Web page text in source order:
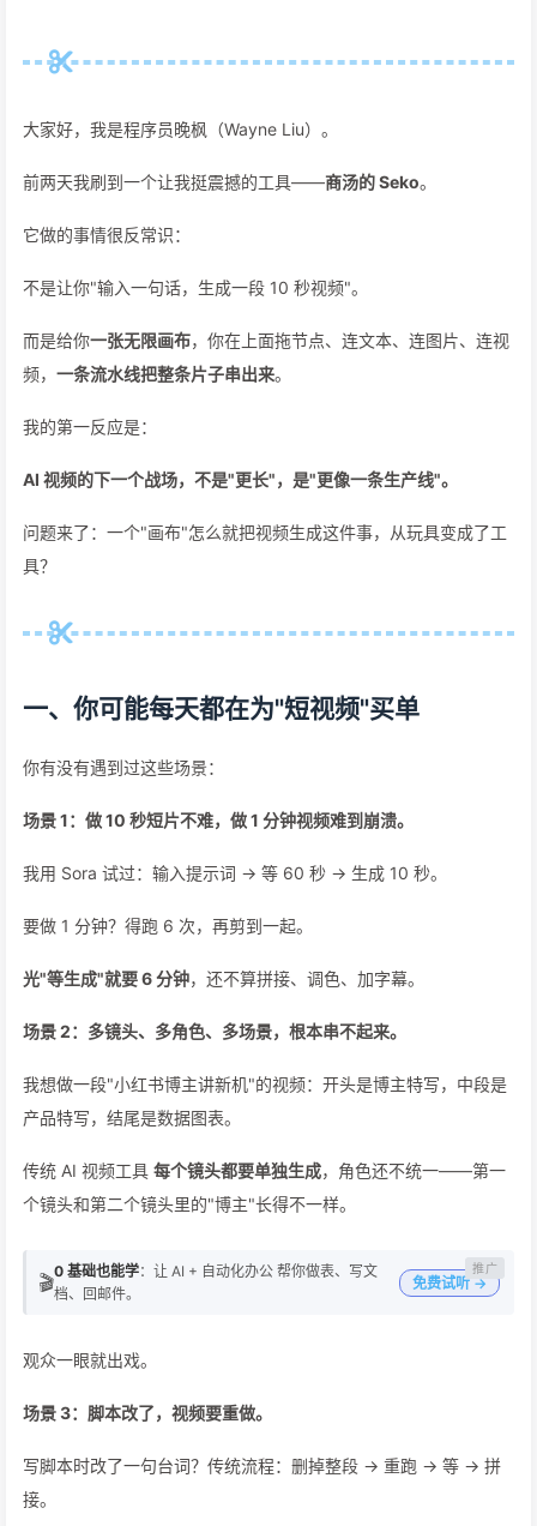
大家好，我是程序员晚枫（Wayne Liu）。
前两天我刷到一个让我挺震撼的工具——商汤的 Seko。
它做的事情很反常识：
不是让你"输入一句话，生成一段 10 秒视频"。
而是给你一张无限画布，你在上面拖节点、连文本、连图片、连视
频， 一条流水线把整条片子串出来。
我的第一反应是：
AI 视频的下一个战场，不是"更长"，是"更像一条生产线"。
问题来了：一个"画布"怎么就把视频生成这件事，从玩具变成了工
具？
一、你可能每天都在为"短视频"买单
你有没有遇到过这些场景：
场景 1：做 10 秒短片不难，做 1 分钟视频难到崩溃。
我用 Sora 试过：输入提示词 → 等 60 秒 → 生成 10 秒。
要做 1 分钟？得跑 6 次，再剪到一起。
光"等生成"就要 6 分钟，还不算拼接、调色、加字幕。
场景 2：多镜头、多角色、多场景，根本串不起来。
我想做一段"小红书博主讲新机"的视频：开头是博主特写，中段是
产品特写，结尾是数据图表。
传统 AI 视频工具 每个镜头都要单独生成，角色还不统一——第一
个镜头和第二个镜头里的"博主"长得不一样。
🎬0 基础也能学：让 AI + 自动化办公 帮你做表、写文
档、回邮件。
免费试听 →
观众一眼就出戏。
场景 3：脚本改了，视频要重做。
写脚本时改了一句台词？传统流程：删掉整段 → 重跑 → 等 → 拼
接。